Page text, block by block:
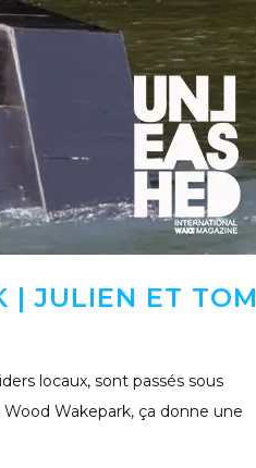
| JULIEN ET TOM
locaux, sont passés sous
Wakepark, ça donne une